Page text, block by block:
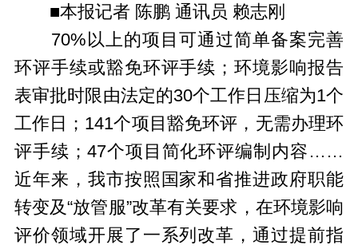
■本报记者 陈鹏 通讯员 赖志刚
70%以上的项目可通过简单备案完善
环评手续或豁免环评手续；环境影响报告
表审批时限由法定的30个工作日压缩为1个
工作日；141个项目豁免环评，无需办理环
评手续；47个项目简化环评编制内容……
近年来，我市按照国家和省推进政府职能
转变及“放管服”改革有关要求，在环境影响
评价领域开展了一系列改革，通过提前指